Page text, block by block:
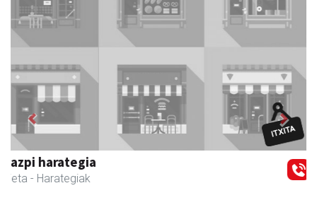
Ikasmin ikasketa zentroa
Urnieta - Ikasketa zentroak
Previous Next